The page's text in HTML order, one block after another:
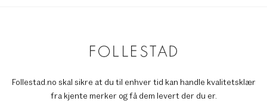
Follestad.no skal sikre at du til enhver tid kan handle kvalitetsklær
fra kjente merker og få dem levert der du er.